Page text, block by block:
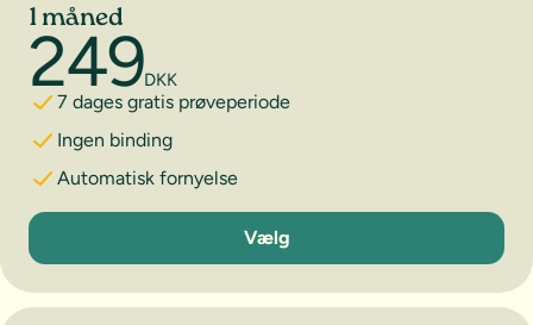
1 måned
249DKK
7 dages gratis prøveperiode
Ingen binding
Automatisk fornyelse
1 måned
Vælg